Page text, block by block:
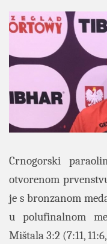
Crnogorski
otvorenom
je s bronzanom
u polufinalnom
Mištala 3:2 (7:11,